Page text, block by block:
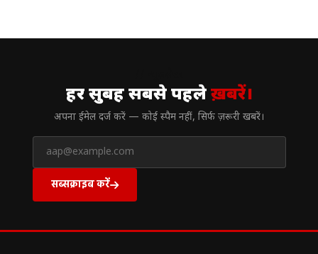
हर सुबह सबसे पहलेख़बरें।
अपना ईमेल दर्ज करें — कोई स्पैम नहीं, सिर्फ ज़रूरी खबरें।
सब्सक्राइब करें